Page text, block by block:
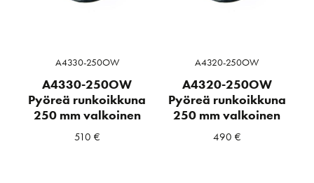
A4330-250OW
A4330-250OW
Pyöreä runkoikkuna
250 mm valkoinen
510 €
A4320-250OW
A4320-250OW
Pyöreä runkoikkuna
250 mm valkoinen
490 €